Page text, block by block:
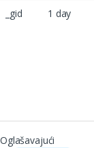
_gid 1 day
Oglašavajući